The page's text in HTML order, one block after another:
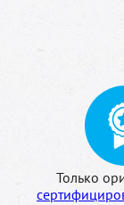
Только